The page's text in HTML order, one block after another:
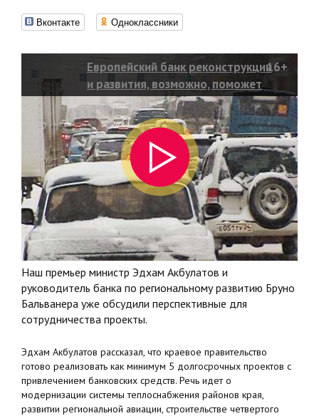
Вконтакте Одноклассники
Европейский банк реконструкции
и развития, возможно, поможет
Красноярскому краю
16+
Наш премьер министр Эдхам Акбулатов и
руководитель банка по региональному развитию Бруно
Бальванера уже обсудили перспективные для
сотрудничества проекты.
Эдхам Акбулатов рассказал, что краевое правительство
готово реализовать как минимум 5 долгосрочных проектов с
привлечением банковских средств. Речь идет о
модернизации системы теплоснабжения районов края,
развитии региональной авиации, строительстве четвертого